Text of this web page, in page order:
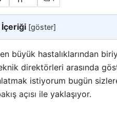
İçeriği [göster]
büyük hastalıklarından
direktörleri arasında
istiyorum bugün
açısı ile yaklaşıyor.